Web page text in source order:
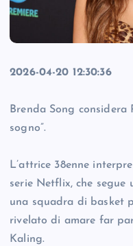
2026-04-20 12:30:36
Brenda Song
sogno”.
L’attrice 38enne
serie Netflix, che segue
una squadra di basket
rivelato di amare far
Kaling.